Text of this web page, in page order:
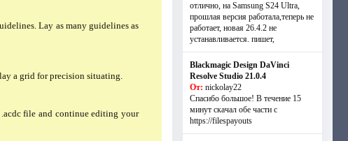
Lay as many guidelines as
a grid for precision situating.
.acdc file and continue editing your
отлично, на Samsung S24 Ultra,
прошлая версия работала,теперь не
работает, новая 26.4.2 не
устанавливается. пишет,
Blackmagic Design DaVinci
Resolve Studio 21.0.4
От: nickolay22
Спасибо большое! В течение 15
минут скачал обе части с
https://filespayouts